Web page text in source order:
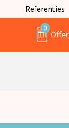
Referenties
0